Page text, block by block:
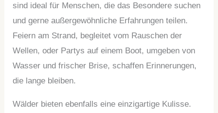
sind ideal für Menschen, die das Besondere suchen
und gerne außergewöhnliche Erfahrungen teilen.
Feiern am Strand, begleitet vom Rauschen der
Wellen, oder Partys auf einem Boot, umgeben von
Wasser und frischer Brise, schaffen Erinnerungen,
die lange bleiben.
Wälder bieten ebenfalls eine einzigartige Kulisse.